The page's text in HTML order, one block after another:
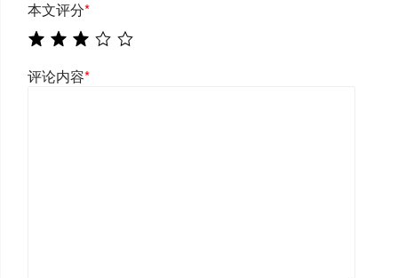
本文评分*
评论内容*